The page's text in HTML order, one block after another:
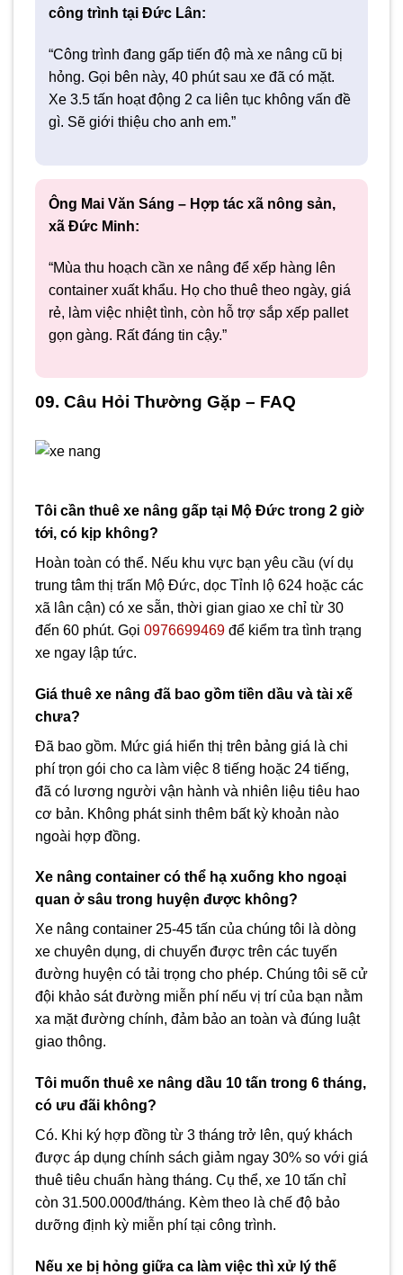
công trình tại Đức Lân:
“Công trình đang gấp tiến độ mà xe nâng cũ bị
hỏng. Gọi bên này, 40 phút sau xe đã có mặt.
Xe 3.5 tấn hoạt động 2 ca liên tục không vấn đề
gì. Sẽ giới thiệu cho anh em.”
Ông Mai Văn Sáng – Hợp tác xã nông sản,
xã Đức Minh:
“Mùa thu hoạch cần xe nâng để xếp hàng lên
container xuất khẩu. Họ cho thuê theo ngày, giá
rẻ, làm việc nhiệt tình, còn hỗ trợ sắp xếp pallet
gọn gàng. Rất đáng tin cậy.”
09. Câu Hỏi Thường Gặp – FAQ
Tôi cần thuê xe nâng gấp tại Mộ Đức trong 2 giờ
tới, có kịp không?
Hoàn toàn có thể. Nếu khu vực bạn yêu cầu (ví dụ
trung tâm thị trấn Mộ Đức, dọc Tỉnh lộ 624 hoặc các
xã lân cận) có xe sẵn, thời gian giao xe chỉ từ 30
đến 60 phút. Gọi 0976699469 để kiểm tra tình trạng
xe ngay lập tức.
Giá thuê xe nâng đã bao gồm tiền dầu và tài xế
chưa?
Đã bao gồm. Mức giá hiển thị trên bảng giá là chi
phí trọn gói cho ca làm việc 8 tiếng hoặc 24 tiếng,
đã có lương người vận hành và nhiên liệu tiêu hao
cơ bản. Không phát sinh thêm bất kỳ khoản nào
ngoài hợp đồng.
Xe nâng container có thể hạ xuống kho ngoại
quan ở sâu trong huyện được không?
Xe nâng container 25-45 tấn của chúng tôi là dòng
xe chuyên dụng, di chuyển được trên các tuyến
đường huyện có tải trọng cho phép. Chúng tôi sẽ cử
đội khảo sát đường miễn phí nếu vị trí của bạn nằm
xa mặt đường chính, đảm bảo an toàn và đúng luật
giao thông.
Tôi muốn thuê xe nâng dầu 10 tấn trong 6 tháng,
có ưu đãi không?
Có. Khi ký hợp đồng từ 3 tháng trở lên, quý khách
được áp dụng chính sách giảm ngay 30% so với giá
thuê tiêu chuẩn hàng tháng. Cụ thể, xe 10 tấn chỉ
còn 31.500.000đ/tháng. Kèm theo là chế độ bảo
dưỡng định kỳ miễn phí tại công trình.
Nếu xe bị hỏng giữa ca làm việc thì xử lý thế